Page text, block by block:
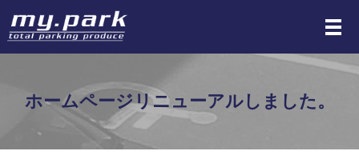
メ
ホームページリニューアルしました。